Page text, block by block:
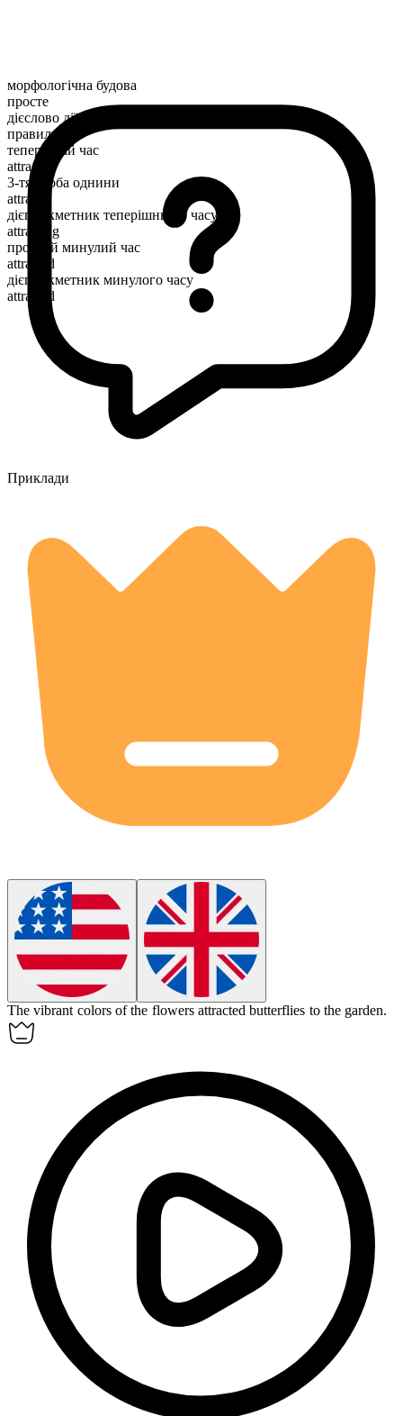
морфологічна будова
просте
дієслово дії
правильний
теперішній час
attract
3-тя особа однини
attracts
дієприкметник теперішнього часу
attracting
простий минулий час
attracted
дієприкметник минулого часу
attracted
Приклади
The vibrant colors of the flowers attracted butterflies to the garden.